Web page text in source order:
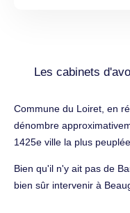
Les cabinets
Commune du Loiret, en
dénombre
1425e ville la plus
Bien qu'il n'y ait pas de
bien sûr intervenir à